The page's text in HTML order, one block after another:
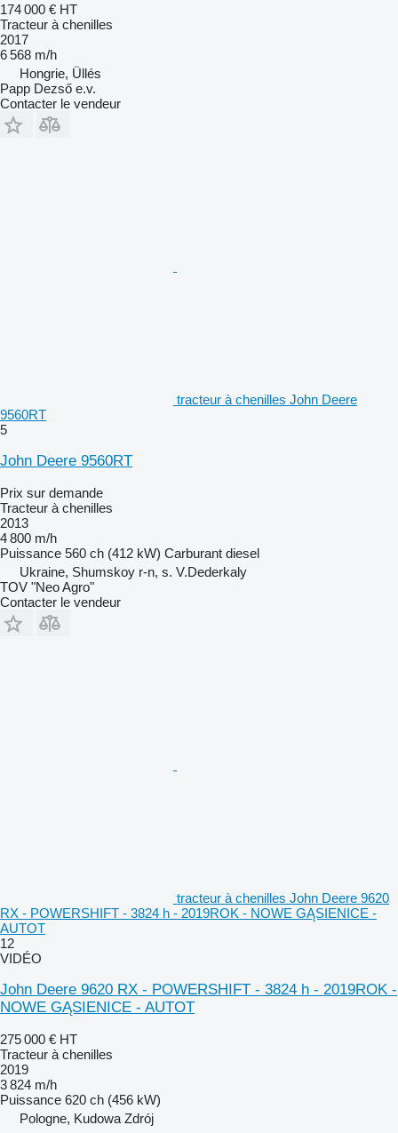
174 000 € HT
Tracteur à chenilles
2017
6 568 m/h
Hongrie, Üllés
Papp Dezső e.v.
Contacter le vendeur
tracteur à chenilles John Deere
9560RT
5
John Deere 9560RT
Prix sur demande
Tracteur à chenilles
2013
4 800 m/h
Puissance 560 ch (412 kW) Carburant diesel
Ukraine, Shumskoy r-n, s. V.Dederkaly
TOV "Neo Agro"
Contacter le vendeur
tracteur à chenilles John Deere 9620
RX - POWERSHIFT - 3824 h - 2019ROK - NOWE GĄSIENICE -
AUTOT
12
VIDÉO
John Deere 9620 RX - POWERSHIFT - 3824 h - 2019ROK -
NOWE GĄSIENICE - AUTOT
275 000 € HT
Tracteur à chenilles
2019
3 824 m/h
Puissance 620 ch (456 kW)
Pologne, Kudowa Zdrój